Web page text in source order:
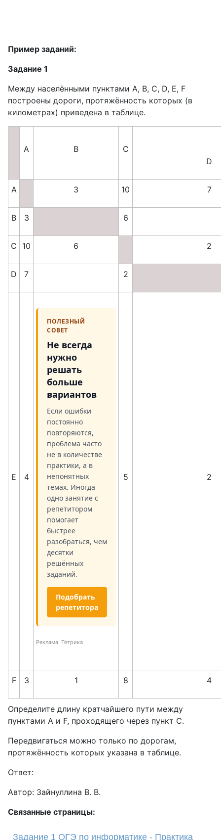
Пример заданий:
Задание 1
Между населёнными пунктами A, B, C, D, E, F
построены дороги, протяжённость которых (в
километрах) приведена в таблице.
A B
C
D
A 3 10 7
B 3 6
C 10 6 2
D 7 2
E 4
ПОЛЕЗНЫЙ
СОВЕТ
Не всегда
нужно
решать
больше
вариантов
Если ошибки
постоянно
повторяются,
проблема часто
не в количестве
практики, а в
непонятных
темах. Иногда
одно занятие с
репетитором
помогает
быстрее
разобраться, чем
десятки
решённых
заданий.
Подобрать
репетитора
Реклама. Тетрика
5 2
F 3 1 8 4
Определите длину кратчайшего пути между
пунктами A и F, проходящего через пункт С.
Передвигаться можно только по дорогам,
протяжённость которых указана в таблице.
Ответ:
Автор: Зайнуллина В. В.
Связанные страницы:
Задание 1 ОГЭ по информатике - Практика